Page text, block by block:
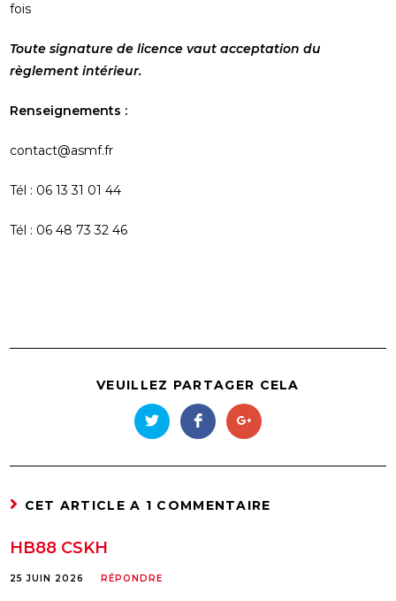
fois
Toute signature de licence vaut acceptation du
règlement intérieur.
Renseignements :
contact@asmf.fr
Tél : 06 13 31 01 44
Tél : 06 48 73 32 46
VEUILLEZ PARTAGER CELA
CET ARTICLE A 1 COMMENTAIRE
HB88 CSKH
25 JUIN 2026 RÉPONDRE